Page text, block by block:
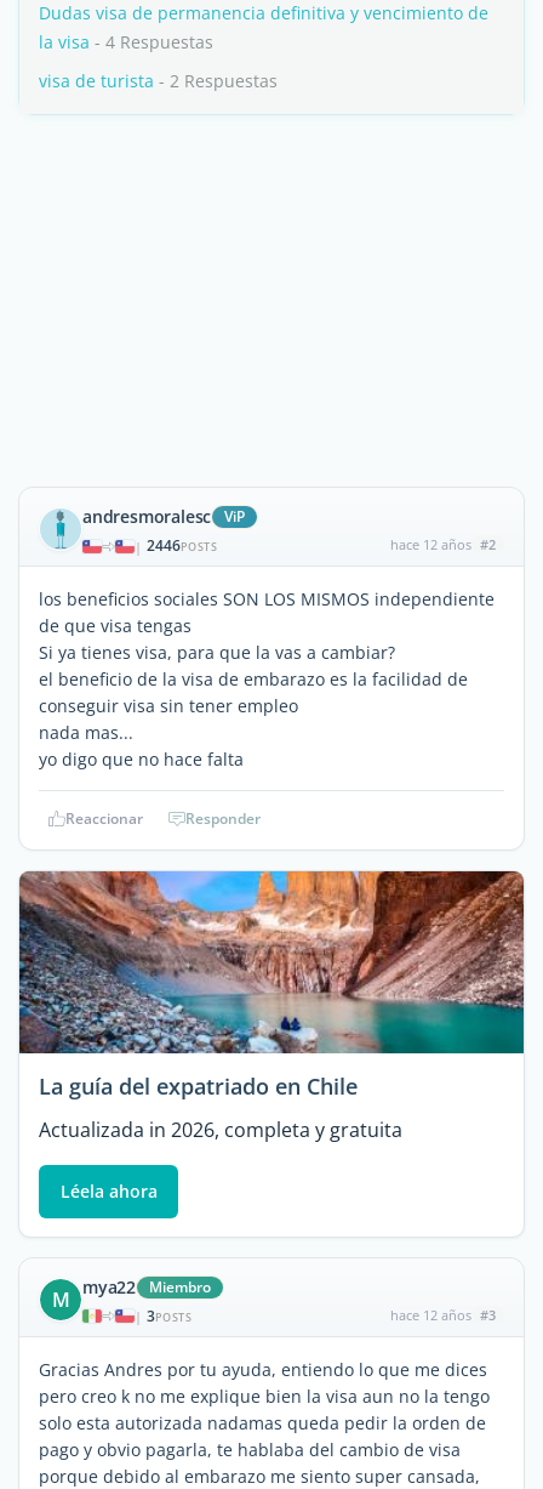
Dudas visa de permanencia definitiva y vencimiento de
la visa - 4 Respuestas
visa de turista - 2 Respuestas
andresmoralesc ViP
| 2446POSTS hace 12 años #2
los beneficios sociales SON LOS MISMOS independiente
de que visa tengas
Si ya tienes visa, para que la vas a cambiar?
el beneficio de la visa de embarazo es la facilidad de
conseguir visa sin tener empleo
nada mas...
yo digo que no hace falta
Reaccionar Responder
La guía del expatriado en Chile
Actualizada in 2026, completa y gratuita
Léela ahora
M mya22 Miembro
| 3POSTS hace 12 años #3
Gracias Andres por tu ayuda, entiendo lo que me dices
pero creo k no me explique bien la visa aun no la tengo
solo esta autorizada nadamas queda pedir la orden de
pago y obvio pagarla, te hablaba del cambio de visa
porque debido al embarazo me siento super cansada,